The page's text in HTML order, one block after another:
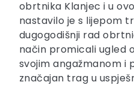
obrtnika Klanjec i u
nastavilo je s lijepom
dugogodišnji rad
način promicali ugled
svojim angažmanom i
značajan trag u